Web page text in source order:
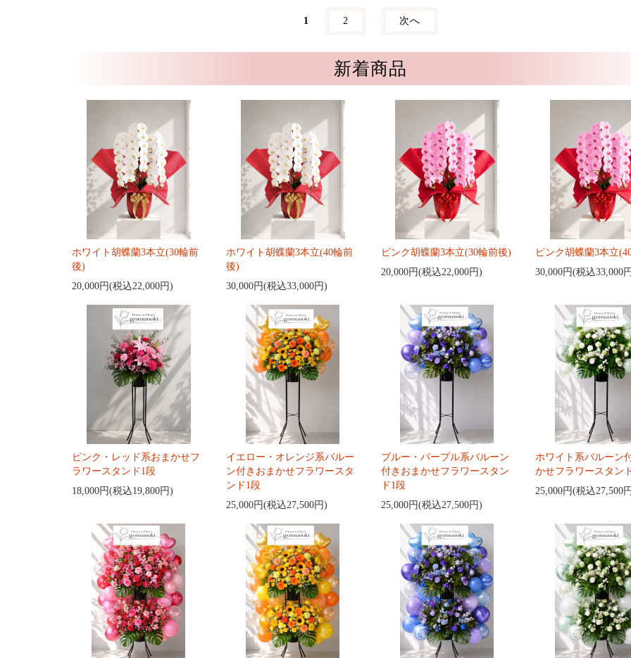
1 2 次へ
新着商品
ホワイト胡蝶蘭3本立(30輪前
後)
20,000円(税込22,000円)
ホワイト胡蝶蘭3本立(40輪前
後)
30,000円(税込33,000円)
ピンク胡蝶蘭3本立(30輪前後)
20,000円(税込22,000円)
ピンク胡蝶蘭3本立
30,000円(税込33,000
ピンク・レッド系おまかせフ
ラワースタンド1段
18,000円(税込19,800円)
イエロー・オレンジ系バルー
ン付きおまかせフラワースタ
ンド1段
25,000円(税込27,500円)
ブルー・パープル系バルーン
付きおまかせフラワースタン
ド1段
25,000円(税込27,500円)
ホワイト系バルーン
かせフラワースタン
25,000円(税込27,500